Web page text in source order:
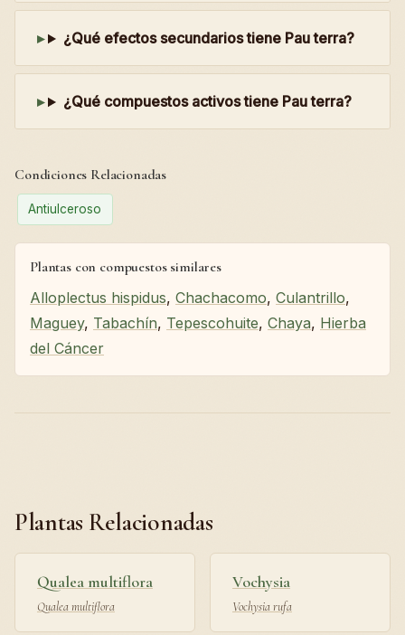
¿Qué efectos secundarios tiene Pau terra?
¿Qué compuestos activos tiene Pau terra?
Condiciones Relacionadas
Antiulceroso
Plantas con compuestos similares
Alloplectus hispidus, Chachacomo, Culantrillo,
Maguey, Tabachín, Tepescohuite, Chaya, Hierba
del Cáncer
Plantas Relacionadas
Qualea multiflora
Qualea multiflora
Vochysia
Vochysia rufa